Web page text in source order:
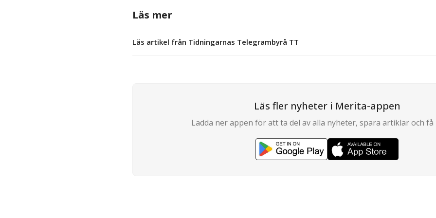
Läs mer
Läs artikel från Tidningarnas Telegrambyrå TT
Läs fler nyheter i Merita-appen
Ladda ner appen för att ta del av alla nyheter, spara artiklar och få